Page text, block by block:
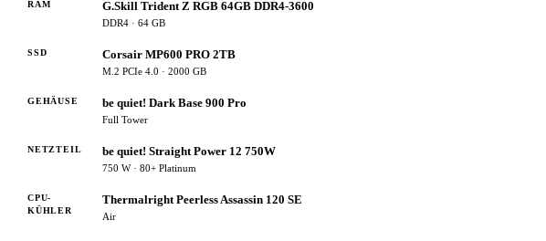
RAM G.Skill Trident Z RGB 64GB DDR4-3600
DDR4 · 64 GB
SSD Corsair MP600 PRO 2TB
M.2 PCIe 4.0 · 2000 GB
GEHÄUSE be quiet! Dark Base 900 Pro
Full Tower
NETZTEIL be quiet! Straight Power 12 750W
750 W · 80+ Platinum
CPU-
KÜHLER
Thermalright Peerless Assassin 120 SE
Air